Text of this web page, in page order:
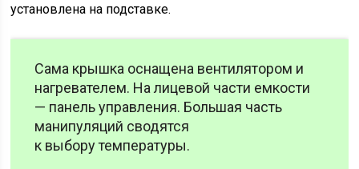
установлена на подставке.
Сама крышка оснащена вентилятором и
нагревателем. На лицевой части емкости
— панель управления. Большая часть
манипуляций сводятся
к выбору температуры.